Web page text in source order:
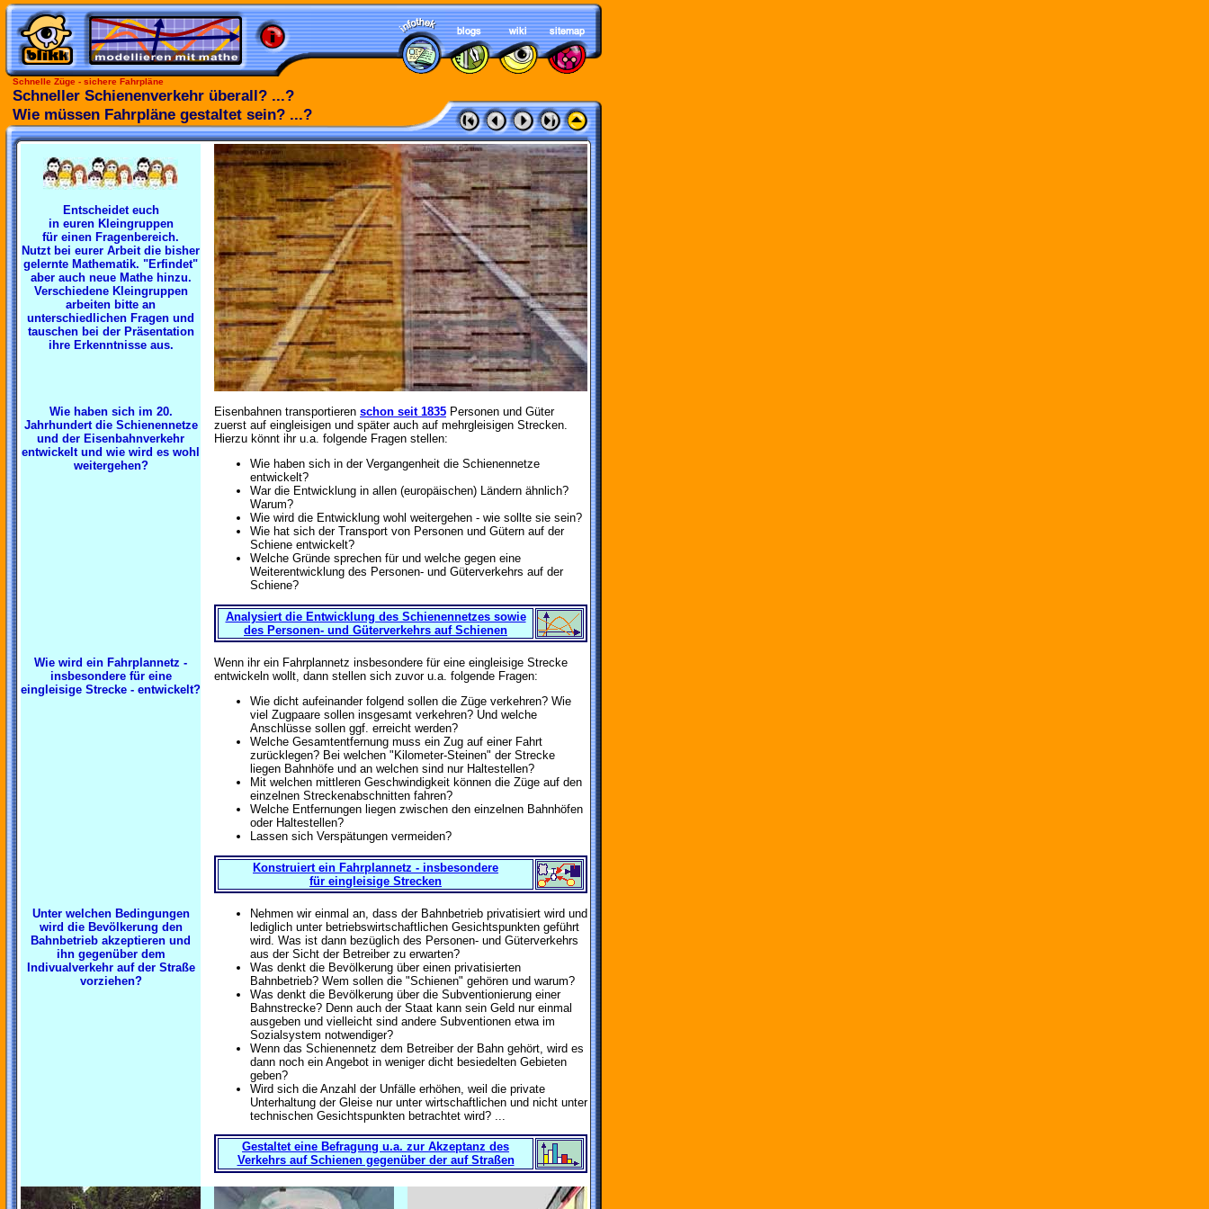
Schnelle Züge - sichere Fahrpläne
Schneller Schienenverkehr überall? ...?
Wie müssen Fahrpläne gestaltet sein? ...?
Entscheidet euch
in euren Kleingruppen
für einen Fragenbereich.
Nutzt bei eurer Arbeit die bisher
gelernte Mathematik. "Erfindet"
aber auch neue Mathe hinzu.
Verschiedene Kleingruppen
arbeiten bitte an
unterschiedlichen Fragen und
tauschen bei der Präsentation
ihre Erkenntnisse aus.
Wie haben sich im 20.
Jahrhundert die Schienennetze
und der Eisenbahnverkehr
entwickelt und wie wird es wohl
weitergehen?
Eisenbahnen transportieren schon seit 1835 Personen und Güter
zuerst auf eingleisigen und später auch auf mehrgleisigen Strecken.
Hierzu könnt ihr u.a. folgende Fragen stellen:
Wie haben sich in der Vergangenheit die Schienennetze
entwickelt?
War die Entwicklung in allen (europäischen) Ländern ähnlich?
Warum?
Wie wird die Entwicklung wohl weitergehen - wie sollte sie sein?
Wie hat sich der Transport von Personen und Gütern auf der
Schiene entwickelt?
Welche Gründe sprechen für und welche gegen eine
Weiterentwicklung des Personen- und Güterverkehrs auf der
Schiene?
Analysiert die Entwicklung des Schienennetzes sowie
des Personen- und Güterverkehrs auf Schienen
Wie wird ein Fahrplannetz -
insbesondere für eine
eingleisige Strecke - entwickelt?
Wenn ihr ein Fahrplannetz insbesondere für eine eingleisige Strecke
entwickeln wollt, dann stellen sich zuvor u.a. folgende Fragen:
Wie dicht aufeinander folgend sollen die Züge verkehren? Wie
viel Zugpaare sollen insgesamt verkehren? Und welche
Anschlüsse sollen ggf. erreicht werden?
Welche Gesamtentfernung muss ein Zug auf einer Fahrt
zurücklegen? Bei welchen "Kilometer-Steinen" der Strecke
liegen Bahnhöfe und an welchen sind nur Haltestellen?
Mit welchen mittleren Geschwindigkeit können die Züge auf den
einzelnen Streckenabschnitten fahren?
Welche Entfernungen liegen zwischen den einzelnen Bahnhöfen
oder Haltestellen?
Lassen sich Verspätungen vermeiden?
Konstruiert ein Fahrplannetz - insbesondere
für eingleisige Strecken
Unter welchen Bedingungen
wird die Bevölkerung den
Bahnbetrieb akzeptieren und
ihn gegenüber dem
Indivualverkehr auf der Straße
vorziehen?
Nehmen wir einmal an, dass der Bahnbetrieb privatisiert wird und
lediglich unter betriebswirtschaftlichen Gesichtspunkten geführt
wird. Was ist dann bezüglich des Personen- und Güterverkehrs
aus der Sicht der Betreiber zu erwarten?
Was denkt die Bevölkerung über einen privatisierten
Bahnbetrieb? Wem sollen die "Schienen" gehören und warum?
Was denkt die Bevölkerung über die Subventionierung einer
Bahnstrecke? Denn auch der Staat kann sein Geld nur einmal
ausgeben und vielleicht sind andere Subventionen etwa im
Sozialsystem notwendiger?
Wenn das Schienennetz dem Betreiber der Bahn gehört, wird es
dann noch ein Angebot in weniger dicht besiedelten Gebieten
geben?
Wird sich die Anzahl der Unfälle erhöhen, weil die private
Unterhaltung der Gleise nur unter wirtschaftlichen und nicht unter
technischen Gesichtspunkten betrachtet wird? ...
Gestaltet eine Befragung u.a. zur Akzeptanz des
Verkehrs auf Schienen gegenüber der auf Straßen